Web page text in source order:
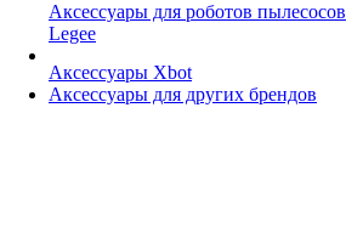
Аксессуары для роботов пылесосов
Legee
Аксессуары Xbot
Аксессуары для других брендов